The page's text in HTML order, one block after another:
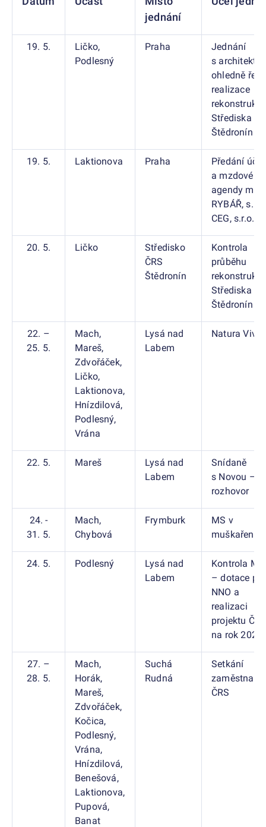
jednání
19. 5.
Ličko,
Podlesný
Praha
Jednání
s architekty
ohledně
realizace
rekonstrukce
Střediska
Štědronín
19. 5. Laktionova Praha
Předání
a mzdové
agendy mezi
RYBÁŘ,
CEG, s.r.o.
20. 5. Ličko
Středisko
ČRS
Štědronín
Kontrola
průběhu
rekonstrukce
Střediska
Štědronín
22. –
25. 5.
Mach,
Mareš,
Zdvořáček,
Ličko,
Laktionova,
Hnízdilová,
Podlesný,
Vrána
Lysá nad
Labem
Natura Viva
22. 5. Mareš
Lysá nad
Labem
Snídaně
s Novou –
rozhovor
24. -
31. 5.
Mach,
Chybová
Frymburk
MS v
muškaření
24. 5. Podlesný
Lysá nad
Labem
Kontrola
– dotace pro
NNO a
realizaci
projektu
na rok 2025
27. –
28. 5.
Mach,
Horák,
Mareš,
Zdvořáček,
Kočica,
Podlesný,
Vrána,
Hnízdilová,
Benešová,
Laktionova,
Pupová,
Banat
Suchá
Rudná
Setkání
ČRS